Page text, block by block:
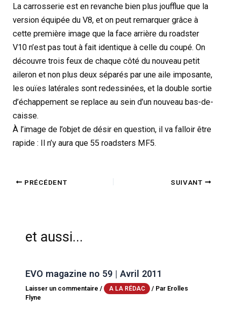
La carrosserie est en revanche bien plus joufflue que la
version équipée du V8, et on peut remarquer grâce à
cette première image que la face arrière du roadster
V10 n’est pas tout à fait identique à celle du coupé. On
découvre trois feux de chaque côté du nouveau petit
aileron et non plus deux séparés par une aile imposante,
les ouïes latérales sont redessinées, et la double sortie
d’échappement se replace au sein d’un nouveau bas-de-
caisse.
À l’image de l’objet de désir en question, il va falloir être
rapide : Il n’y aura que 55 roadsters MF5.
PRÉCÉDENT SUIVANT
et aussi...
EVO magazine no 59 | Avril 2011
Laisser un commentaire / A LA RÉDAC / Par Erolles
Flyne